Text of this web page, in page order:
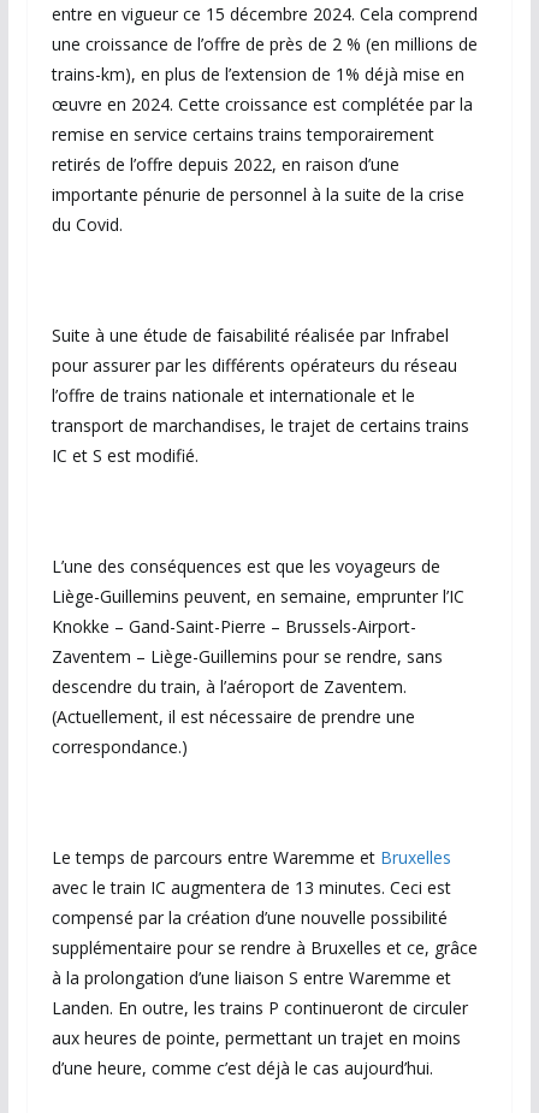
entre en vigueur ce 15 décembre 2024. Cela comprend
une croissance de l’offre de près de 2 % (en millions de
trains-km), en plus de l’extension de 1% déjà mise en
œuvre en 2024. Cette croissance est complétée par la
remise en service certains trains temporairement
retirés de l’offre depuis 2022, en raison d’une
importante pénurie de personnel à la suite de la crise
du Covid.
Suite à une étude de faisabilité réalisée par Infrabel
pour assurer par les différents opérateurs du réseau
l’offre de trains nationale et internationale et le
transport de marchandises, le trajet de certains trains
IC et S est modifié. ​
L’une des conséquences est que les voyageurs de
Liège-Guillemins peuvent, en semaine, emprunter l’IC
Knokke – Gand-Saint-Pierre – Brussels-Airport-
Zaventem – Liège-Guillemins pour se rendre, sans
descendre du train, à l’aéroport de Zaventem.
(Actuellement, il est nécessaire de prendre une
correspondance.)
Le temps de parcours entre Waremme et Bruxelles
avec le train IC augmentera de 13 minutes. Ceci est
compensé par la création d’une nouvelle possibilité
supplémentaire pour se rendre à Bruxelles et ce, grâce
à la prolongation d’une liaison S entre Waremme et
Landen. En outre, les trains P continueront de circuler
aux heures de pointe, permettant un trajet en moins
d’une heure, comme c’est déjà le cas aujourd’hui.